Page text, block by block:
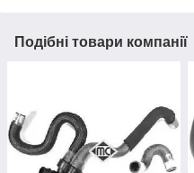
Подібні товари компанії